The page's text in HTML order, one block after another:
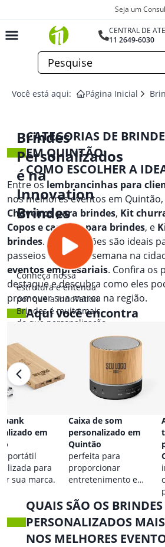
Seja um
CENTRAL DE
11 2649-6030
Você está aqui: Página Inicial
Brindes
Personalizados
é na
Innovation
Brindes
Conheça nossa
estrutura e entenda
por que a Innovation
Brindes é muito mais
do que personalização.
CATEGORIAS DE
EM QUINTÃO:
COMO ESCOLHER A
Entre oslembrancinhas para
nos melhores eventos em
Chaveiros para brindes, Kit
Copos e canecas para brindes, e
brindes. Essas opções são ideais
passeios de fim de semana na
eventos empresariais. Confira os
destaque e descubra como eles
promover sua marca na região.
Aqui você encontra
bank
em
portátil
para
sua marca.
Caixa de som
personalizado em
Quintão
perfeita para
proporcionar
entretenimento e
qualquer ocasião.
QUAIS SÃO OS BRINDES
PERSONALIZADOS
NOS MELHORES